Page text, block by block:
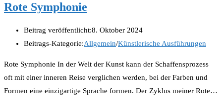
Rote Symphonie
Beitrag veröffentlicht:8. Oktober 2024
Beitrags-Kategorie:Allgemein/Künstlerische Ausführungen
Rote Symphonie In der Welt der Kunst kann der Schaffensprozess
oft mit einer inneren Reise verglichen werden, bei der Farben und
Formen eine einzigartige Sprache formen. Der Zyklus meiner Rote…